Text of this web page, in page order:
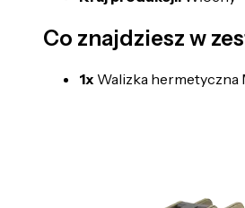
Co znajdziesz w
1x Walizka hermetyczna